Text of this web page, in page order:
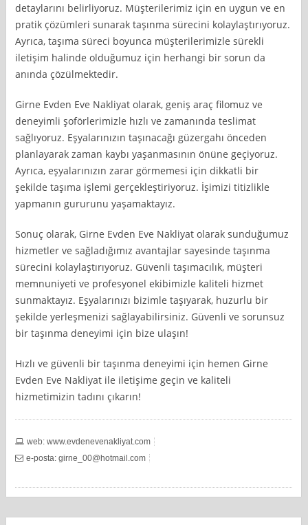
detaylarını belirliyoruz. Müşterilerimiz için en uygun ve en
pratik çözümleri sunarak taşınma sürecini kolaylaştırıyoruz.
Ayrıca, taşıma süreci boyunca müşterilerimizle sürekli
iletişim halinde olduğumuz için herhangi bir sorun da
anında çözülmektedir.
Girne Evden Eve Nakliyat olarak, geniş araç filomuz ve
deneyimli şoförlerimizle hızlı ve zamanında teslimat
sağlıyoruz. Eşyalarınızın taşınacağı güzergahı önceden
planlayarak zaman kaybı yaşanmasının önüne geçiyoruz.
Ayrıca, eşyalarınızın zarar görmemesi için dikkatli bir
şekilde taşıma işlemi gerçekleştiriyoruz. İşimizi titizlikle
yapmanın gururunu yaşamaktayız.
Sonuç olarak, Girne Evden Eve Nakliyat olarak sunduğumuz
hizmetler ve sağladığımız avantajlar sayesinde taşınma
sürecini kolaylaştırıyoruz. Güvenli taşımacılık, müşteri
memnuniyeti ve profesyonel ekibimizle kaliteli hizmet
sunmaktayız. Eşyalarınızı bizimle taşıyarak, huzurlu bir
şekilde yerleşmenizi sağlayabilirsiniz. Güvenli ve sorunsuz
bir taşınma deneyimi için bize ulaşın!
Hızlı ve güvenli bir taşınma deneyimi için hemen Girne
Evden Eve Nakliyat ile iletişime geçin ve kaliteli
hizmetimizin tadını çıkarın!
web: www.evdenevenakliyat.com
e-posta:girne_00@hotmail.com